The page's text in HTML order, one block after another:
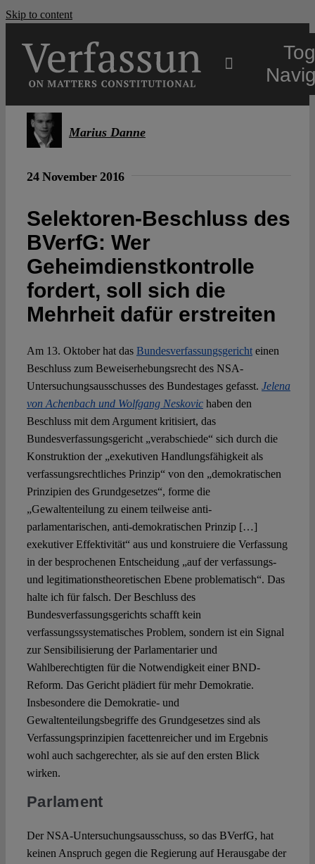
Skip to content
Projects
Open Access
Spotlight
Marius Danne
24 November 2016
Selektoren-Beschluss des
BVerfG: Wer
Geheimdienst­kontrolle
fordert, soll sich die
Mehrheit dafür erstreiten
Am 13. Oktober hat das Bundesverfassungsgerichteinen
Beschluss zum Beweiserhebungsrecht des NSA-
Untersuchungsausschusses des Bundestages gefasst. Jelena
von Achenbach und Wolfgang Neskovic haben den
Beschluss mit dem Argument kritisiert, das
Bundesverfassungsgericht „verabschiede“ sich durch die
Konstruktion der „exekutiven Handlungsfähigkeit als
verfassungsrechtliches Prinzip“ von den „demokratischen
Prinzipien des Grundgesetzes“, forme die
„Gewaltenteilung zu einem teilweise anti-
parlamentarischen, anti-demokratischen Prinzip […]
exekutiver Effektivität“ aus und konstruiere die Verfassung
in der besprochenen Entscheidung „auf der verfassungs-
und legitimationstheoretischen Ebene problematisch“. Das
halte ich für falsch. Der Beschluss des
Bundesverfassungsgerichts schafft kein
verfassungssystematisches Problem, sondern ist ein Signal
zur Sensibilisierung der Parlamentarier und
Wahlberechtigten für die Notwendigkeit einer BND-
Reform. Das Gericht plädiert für mehr Demokratie.
Insbesondere die Demokratie- und
Gewaltenteilungsbegriffe des Grundgesetzes sind als
Verfassungsprinzipien facettenreicher und im Ergebnis
wohl auch sachgerechter, als sie auf den ersten Blick
wirken.
Parlament
Der NSA-Untersuchungsausschuss, so das BVerfG, hat
keinen Anspruch gegen die Regierung auf Herausgabe der